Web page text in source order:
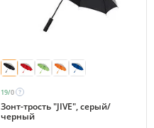
19/0
Зонт-трость "JIVE", серый/
черный